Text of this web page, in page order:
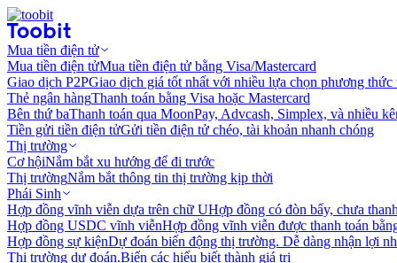
Mua tiền điện tử
Mua tiền điện tửMua tiền điện tử bằng Visa/Mastercard
Giao dịch P2PGiao dịch giá tốt nhất với nhiều lựa chọn phương thức
Thẻ ngân hàngThanh toán bằng Visa hoặc Mastercard
Bên thứ baThanh toán qua MoonPay, Advcash, Simplex, và nhiều
Tiền gửi tiền điện tửGửi tiền điện tử chéo, tài khoản nhanh chóng
Thị trường
Cơ hộiNắm bắt xu hướng để đi trước
Thị trườngNắm bắt thông tin thị trường kịp thời
Phái Sinh
Hợp đồng vĩnh viễn dựa trên chữ UHợp đồng có đòn bẩy, chưa
Hợp đồng USDC vĩnh viễnHợp đồng vĩnh viễn được thanh toán
Hợp đồng sự kiệnDự đoán biến động thị trường. Dễ dàng nhận lợi
Thị trường dự đoán.Biến các hiểu biết thành giá trị